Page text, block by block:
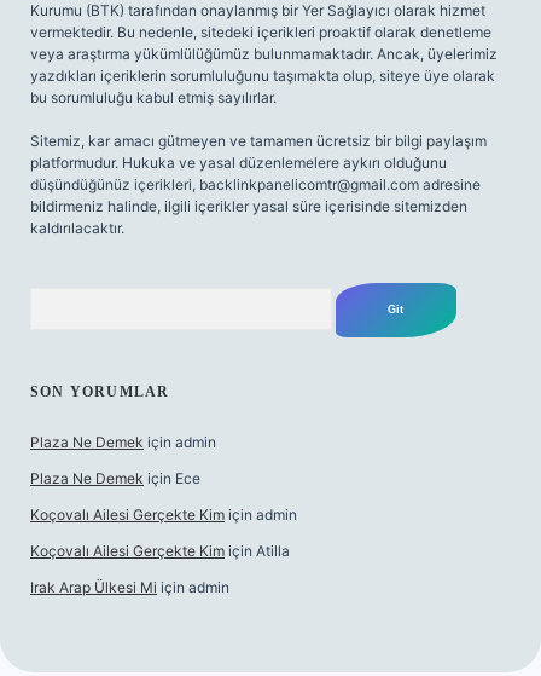
Kurumu (BTK) tarafından onaylanmış bir Yer Sağlayıcı olarak hizmet
vermektedir. Bu nedenle, sitedeki içerikleri proaktif olarak denetleme
veya araştırma yükümlülüğümüz bulunmamaktadır. Ancak, üyelerimiz
yazdıkları içeriklerin sorumluluğunu taşımakta olup, siteye üye olarak
bu sorumluluğu kabul etmiş sayılırlar.
Sitemiz, kar amacı gütmeyen ve tamamen ücretsiz bir bilgi paylaşım
platformudur. Hukuka ve yasal düzenlemelere aykırı olduğunu
düşündüğünüz içerikleri, backlinkpanelicomtr@gmail.com adresine
bildirmeniz halinde, ilgili içerikler yasal süre içerisinde sitemizden
kaldırılacaktır.
SON YORUMLAR
Plaza Ne Demek için admin
Plaza Ne Demek için Ece
Koçovalı Ailesi Gerçekte Kim için admin
Koçovalı Ailesi Gerçekte Kim için Atilla
Irak Arap Ülkesi Mi için admin